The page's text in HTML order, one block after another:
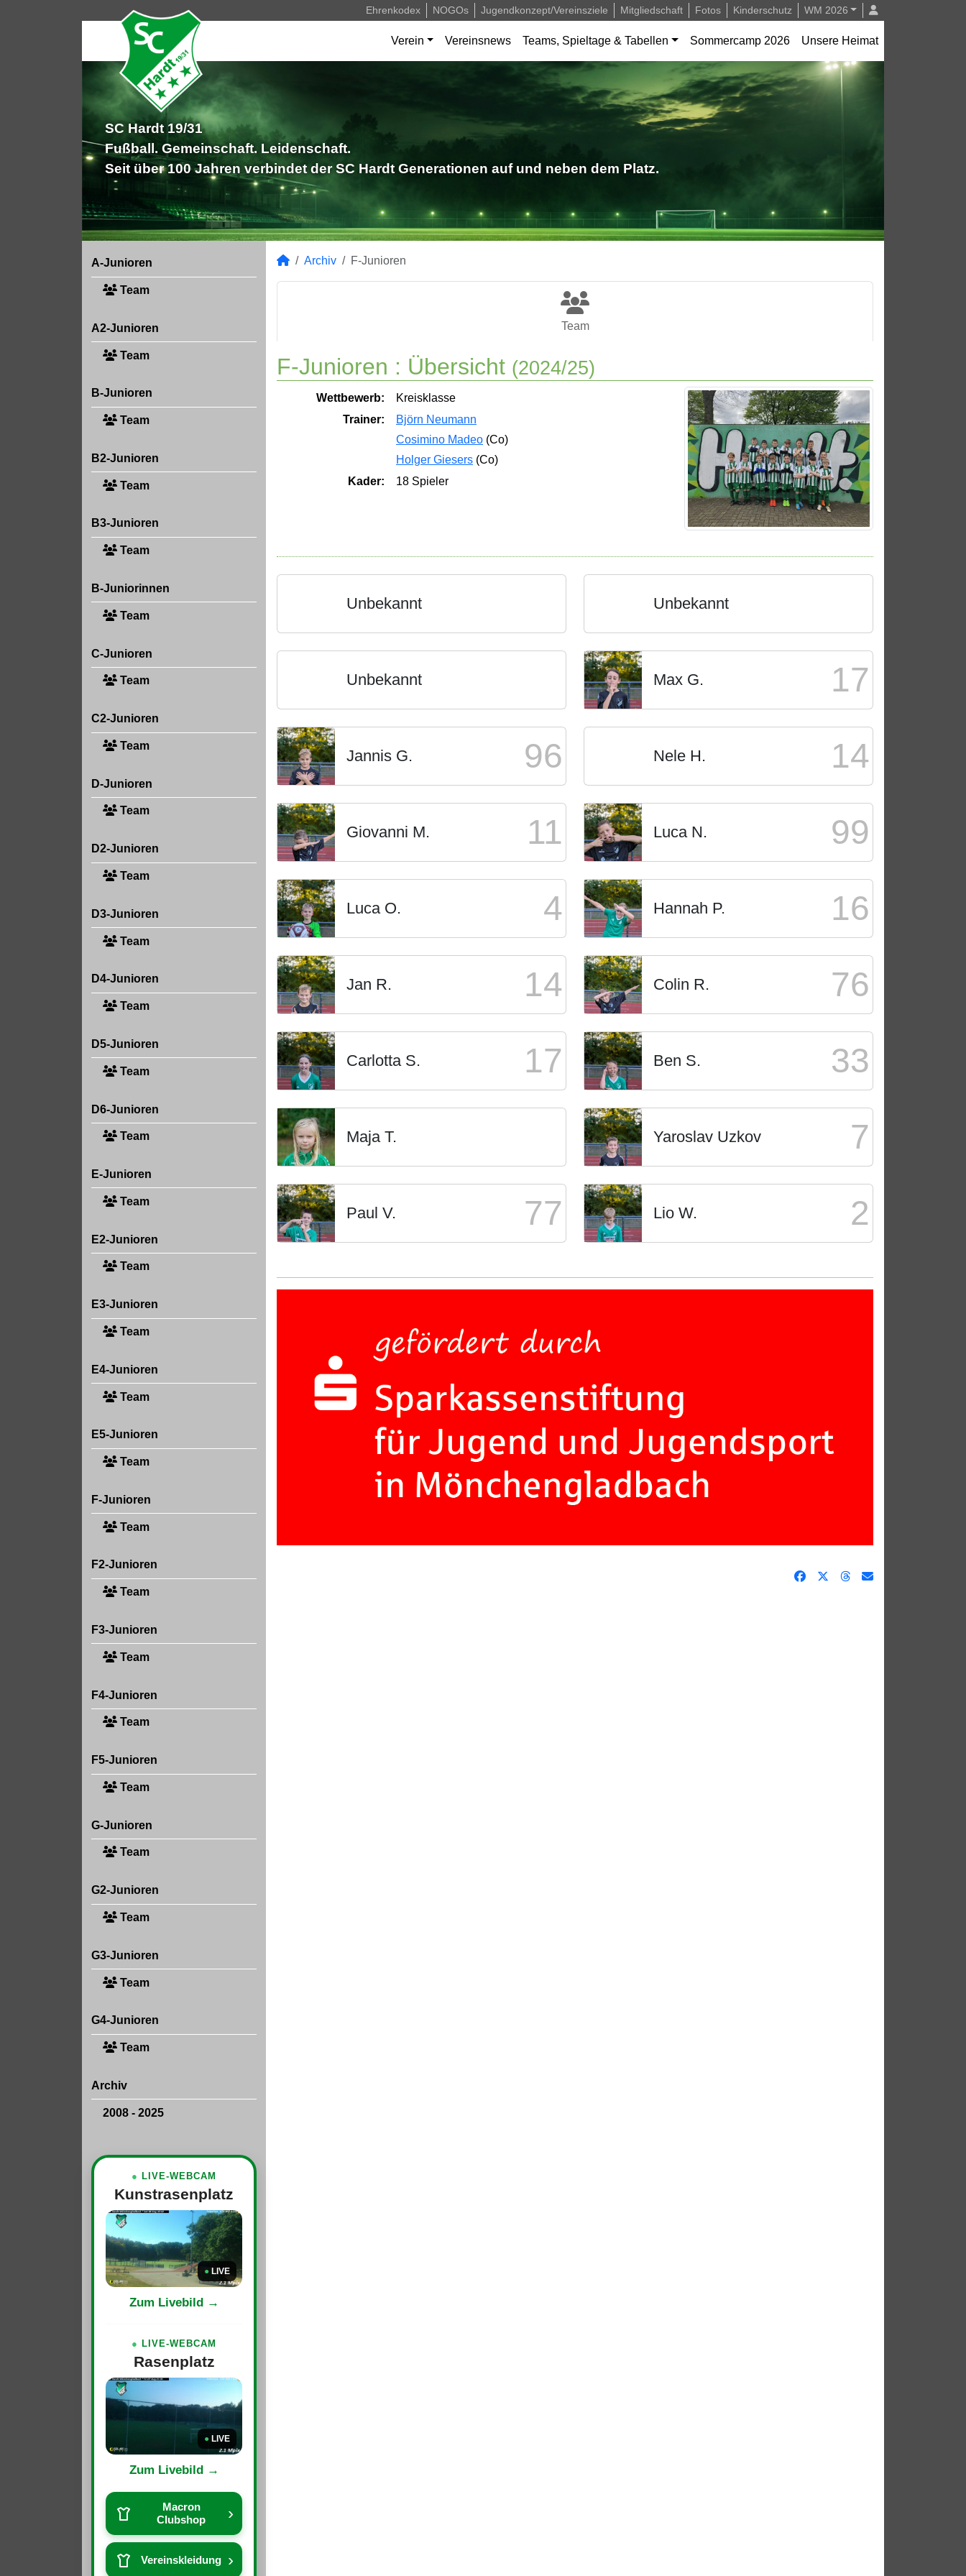
Ehrenkodex NOGOs Jugendkonzept/Vereinsziele Mitgliedschaft Fotos Kinderschutz WM 2026
Verein Vereinsnews Teams, Spieltage & Tabellen Sommercamp 2026 Unsere Heimat
SC Hardt 19/31
Fußball. Gemeinschaft. Leidenschaft.
Seit über 100 Jahren verbindet der SC Hardt Generationen auf und neben dem Platz.
A-Junioren
Team
A2-Junioren
Team
B-Junioren
Team
B2-Junioren
Team
B3-Junioren
Team
B-Juniorinnen
Team
C-Junioren
Team
C2-Junioren
Team
D-Junioren
Team
D2-Junioren
Team
D3-Junioren
Team
D4-Junioren
Team
D5-Junioren
Team
D6-Junioren
Team
E-Junioren
Team
E2-Junioren
Team
E3-Junioren
Team
E4-Junioren
Team
E5-Junioren
Team
F-Junioren
Team
F2-Junioren
Team
F3-Junioren
Team
F4-Junioren
Team
F5-Junioren
Team
G-Junioren
Team
G2-Junioren
Team
G3-Junioren
Team
G4-Junioren
Team
Archiv
2008 - 2025
● LIVE-WEBCAM
Kunstrasenplatz
● LIVE
Zum Livebild →
● LIVE-WEBCAM
Rasenplatz
● LIVE
Zum Livebild →
Macron
Clubshop
›
Vereinskleidung ›
Archiv F-Junioren
Team
F-Junioren : Übersicht (2024/25)
Wettbewerb:
Kreisklasse
Trainer:
Björn Neumann
Cosimino Madeo (Co)
Holger Giesers (Co)
Kader:
18 Spieler
Unbekannt Unbekannt
Unbekannt Max G. 17
Jannis G. 96 Nele H. 14
Giovanni M. 11 Luca N. 99
Luca O. 4 Hannah P. 16
Jan R. 14 Colin R. 76
Carlotta S. 17 Ben S. 33
Maja T. Yaroslav Uzkov 7
Paul V. 77 Lio W. 2